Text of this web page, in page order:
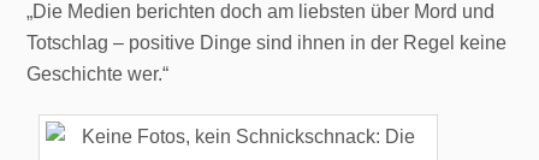
„Die Medien berichten doch am liebsten über Mord und
Totschlag – positive Dinge sind ihnen in der Regel keine
Geschichte wer.“